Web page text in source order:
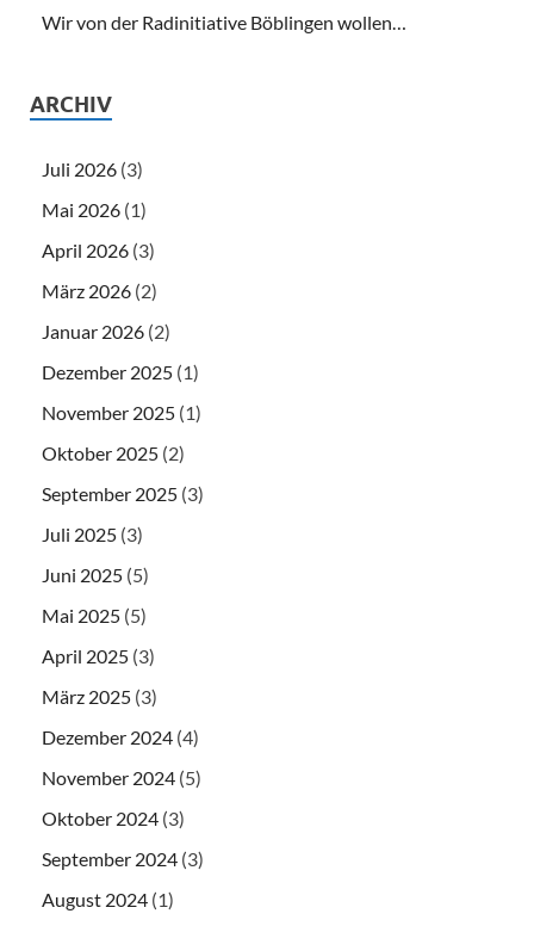
Wir von der Radinitiative Böblingen wollen…
ARCHIV
Juli 2026 (3)
Mai 2026 (1)
April 2026 (3)
März 2026 (2)
Januar 2026 (2)
Dezember 2025 (1)
November 2025 (1)
Oktober 2025 (2)
September 2025 (3)
Juli 2025 (3)
Juni 2025 (5)
Mai 2025 (5)
April 2025 (3)
März 2025 (3)
Dezember 2024 (4)
November 2024 (5)
Oktober 2024 (3)
September 2024 (3)
August 2024 (1)